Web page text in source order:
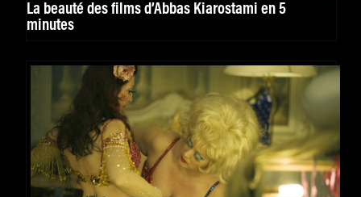
La beauté des films d’Abbas Kiarostami en 5
minutes